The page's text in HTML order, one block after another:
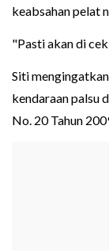
keabsahan pelat
"Pasti akan di
Siti
kendaraan palsu
No. 20 Tahun